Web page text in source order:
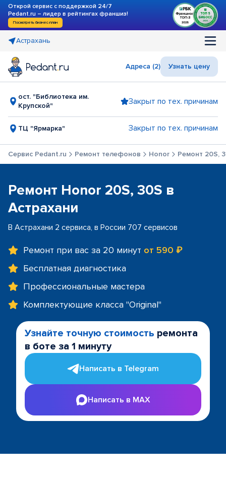
Открой сервис с поддержкой 24/7
Pedant.ru – лидер в рейтингах франшиз!
Посмотреть бизнес-план
Астрахань
Адреса (2) Узнать цену
ост. "Библиотека им.
Крупской"
Закрыт по тех. причинам
ТЦ "Ярмарка" Закрыт по тех. причинам
Сервис Pedant.ru Ремонт телефонов Honor Ремонт 20S,
Ремонт Honor 20S, 30S в
Астрахани
В Астрахани 2 сервиса, в России 707 сервисов
Ремонт при вас за 20 минут от 590 ₽
Бесплатная диагностика
Профессиональные мастера
Комплектующие класса "Original"
Узнайте точную стоимость ремонта
в боте за 1 минуту
Написать в Telegram
Написать в MAX